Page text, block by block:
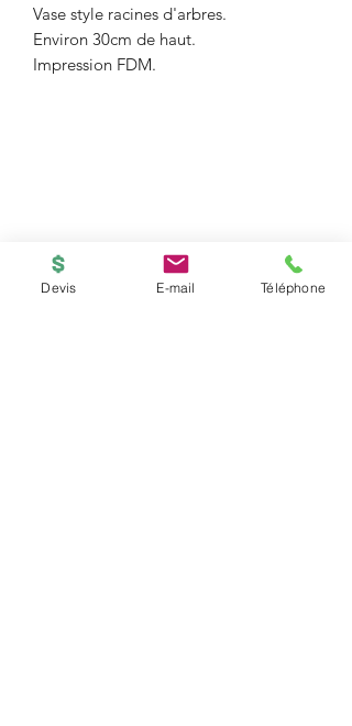
Vase style racines d'arbres.
Environ 30cm de haut.
Impression FDM.
Devis E-mail Téléphone